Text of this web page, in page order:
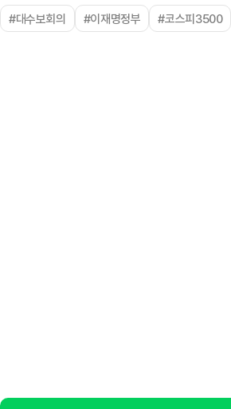
#대수보회의 #이재명정부 #코스피3500